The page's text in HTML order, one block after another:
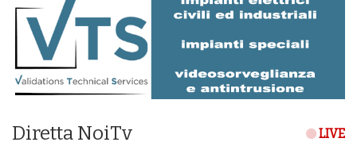
Diretta NoiTv LIVE